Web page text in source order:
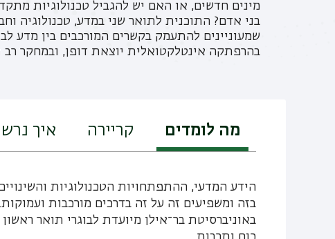
מינים חדשים, או האם יש להגביל טכנולוגיות
בני אדם? התוכנית לתואר שני במדע, טכנולוגיה
שמעוניינים להתעמק בקשרים המורכבים בין מדע
בהרפתקה אינטלקטואלית יוצאת דופן, ובמחקר
מה לומדים קריירה איך
הידע המדעי, ההתפתחויות הטכנולוגיות
בזה ומשפיעים זה על זה בדרכים מורכבות
באוניברסיטת בר־אילן מיועדת לבוגרי תואר